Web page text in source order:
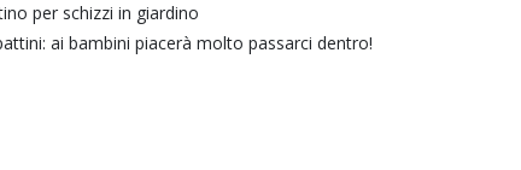
per schizzi in giardino
ai bambini piacerà molto passarci dentro!